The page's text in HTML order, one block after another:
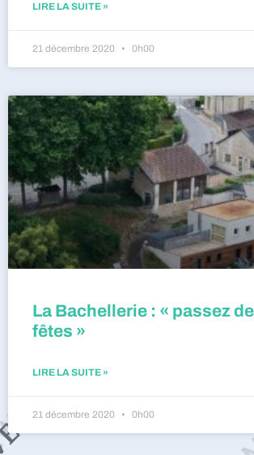
LIRE LA SUITE »
21 décembre 2020 0h00
La Bachellerie : « passez
fêtes »
LIRE LA SUITE »
21 décembre 2020 0h00